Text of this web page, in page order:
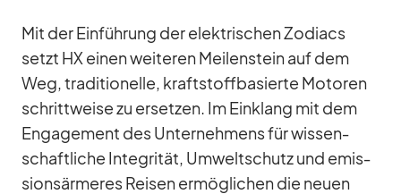
Mit der Ein­füh­rung der elek­tri­schen Zo­diacs
setzt HX ei­nen wei­te­ren Mei­len­stein auf dem
Weg, tra­di­tio­nelle, kraft­stoff­ba­sierte Mo­to­ren
schritt­weise zu er­set­zen. Im Ein­klang mit dem
En­ga­ge­ment des Un­ter­neh­mens für wis­sen­
schaft­li­che In­te­gri­tät, Um­welt­schutz und emis­
si­ons­är­me­res Rei­sen er­mög­li­chen die neuen